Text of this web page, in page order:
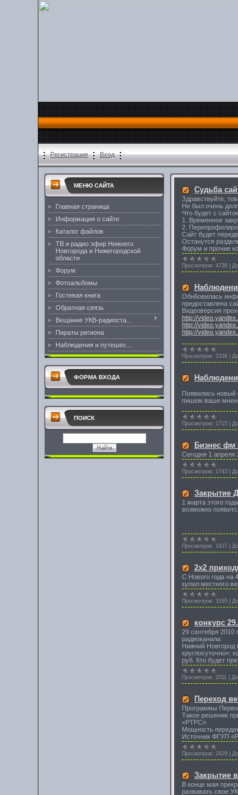
Регистрация Вход
МЕНЮ САЙТА
Главная страница
Информация о сайте
Каталог файлов
ТВ и радио эфир Нижнего
Новгорода и Нижегородской
области
Форум
Фотоальбомы
Гостевая книга
Обратная связь
Вещание УКВ-радиоста...
Пираты региона
Наблюдения и путешес...
ФОРМА ВХОДА
ПОИСК
Судьба
Здравствуйте,
Не был очень
Что будет с
1. Временное
2.
Сайт будет
Останутся
Форум и прочие
Просмотров: 4738
Обн6овилась
предоставлена
Видеоверсия
http://
http://
http://
Просмотров: 2336
Появились новый
пишем ваше
Просмотров: 1715
Бизнес
Сегодня 1
Просмотров: 1743
Закрытие
1 марта этого
возможно
Просмотров: 1427
2х2
С Нового года на
купил местного
Просмотров: 3165
конкурс
29 сентября 2010
радиоканала:
Нижний Новгород
круглосуточно»;
руб. Кто будет
Просмотров: 2011
Переход
Программы
Такое решение
«РТРС».
Мощность
Источник ФГУП
Просмотров: 1629
Закрытие
В конце мая
развивать свое